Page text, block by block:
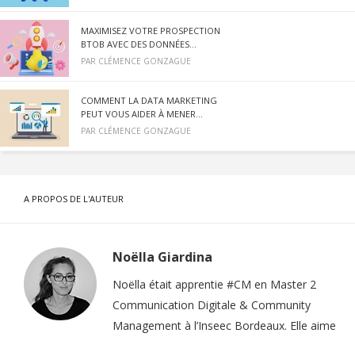
MAXIMISEZ VOTRE PROSPECTION
BTOB AVEC DES DONNÉES...
PAR CLÉMENCE GONZAGUE
COMMENT LA DATA MARKETING
PEUT VOUS AIDER À MENER...
PAR CLÉMENCE GONZAGUE
A PROPOS DE L'AUTEUR
Noëlla Giardina
Noëlla était apprentie #CM en Master 2
Communication Digitale & Community
Management à l’Inseec Bordeaux. Elle aime